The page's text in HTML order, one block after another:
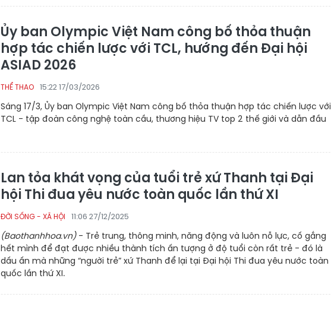
Ủy ban Olympic Việt Nam công bố thỏa thuận
hợp tác chiến lược với TCL, hướng đến Đại hội
ASIAD 2026
THỂ THAO 15:22 17/03/2026
Sáng 17/3, Ủy ban Olympic Việt Nam công bố thỏa thuận hợp tác chiến lược với
TCL - tập đoàn công nghệ toàn cầu, thương hiệu TV top 2 thế giới và dẫn đầu
Lan tỏa khát vọng của tuổi trẻ xứ Thanh tại Đại
hội Thi đua yêu nước toàn quốc lần thứ XI
ĐỜI SỐNG - XÃ HỘI 11:06 27/12/2025
(Baothanhhoa.vn)- Trẻ trung, thông minh, năng động và luôn nỗ lực, cố gắng
hết mình để đạt được nhiều thành tích ấn tượng ở độ tuổi còn rất trẻ - đó là
dấu ấn mà những “người trẻ” xứ Thanh để lại tại Đại hội Thi đua yêu nước toàn
quốc lần thứ XI.